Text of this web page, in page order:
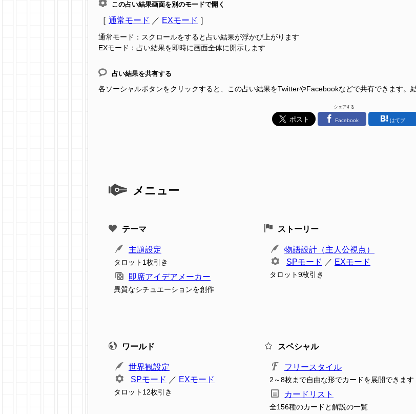
この占い結果画面を別のモードで開く
［ 通常モード ／ EXモード ］
通常モード：スクロールをすると占い結果が浮かび上がります
EXモード：占い結果を即時に画面全体に開示します
占い結果を共有する
各ソーシャルボタンをクリックすると、この占い結果をTwitterやFacebookなどで共有できます。
シェアする
Facebook はてブ
メニュー
テーマ
主題設定
タロット1枚引き
即席アイデアメーカー
異質なシチュエーションを創作
ストーリー
物語設計（主人公視点）
SPモード ／ EXモード
タロット9枚引き
ワールド
世界観設定
SPモード ／ EXモード
タロット12枚引き
スペシャル
フリースタイル
2～8枚まで自由な形でカードを展開できます
カードリスト
全156種のカードと解説の一覧